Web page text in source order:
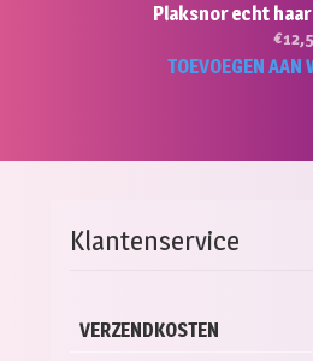
Plaksnor echt
€
TOEVOEGEN AAN
Klantenservice
VERZENDKOSTEN